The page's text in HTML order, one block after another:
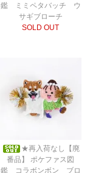
鑑 ミミペタバッチ ウ
サギブローチ
SOLD OUT
★再入荷なし【廃
番品】 ポケファス図
鑑 コラボンボン ブロ